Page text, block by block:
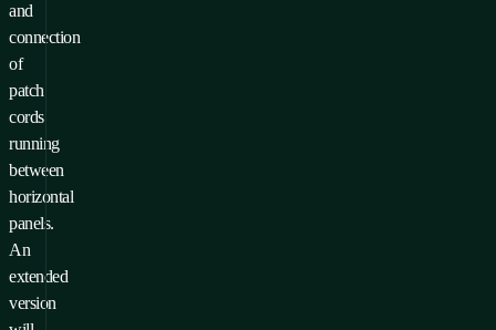
and
connection
of
patch
cords
running
between
horizontal
panels.
An
extended
version